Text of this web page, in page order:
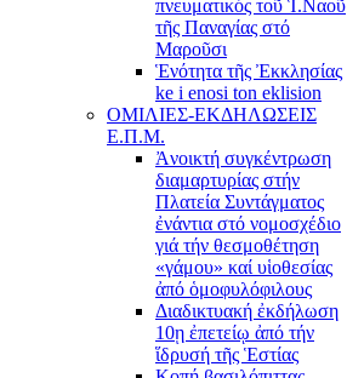
πνευματικός τοῦ Ἱ.Ναοῦ
τῆς Παναγίας στό
Μαροῦσι
Ἑνότητα τῆς Ἐκκλησίας
ke i enosi ton eklision
ΟΜΙΛΙΕΣ-ΕΚΔΗΛΩΣΕΙΣ
Ε.Π.Μ.
Ἀνοικτή συγκέντρωση
διαμαρτυρίας στήν
Πλατεία Συντάγματος
ἐνάντια στό νομοσχέδιο
γιά τήν θεσμοθέτηση
«γάμου» καί υἱοθεσίας
ἀπό ὁμοφυλόφιλους
Διαδικτυακή ἐκδήλωση
10ῃ ἐπετείῳ ἀπό τήν
ἵδρυσή τῆς Ἑστίας